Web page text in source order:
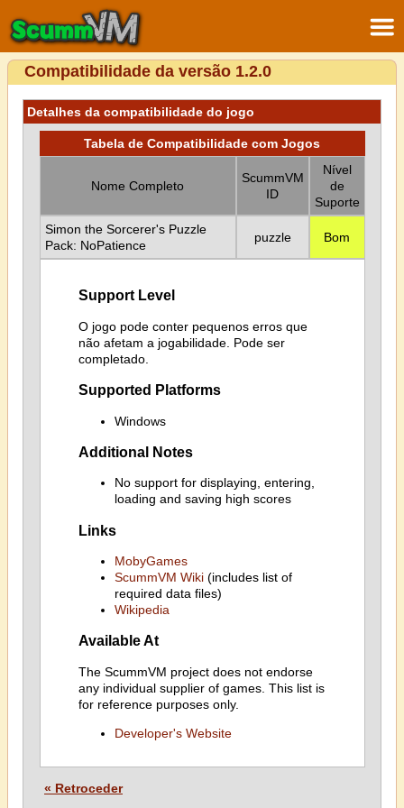
Compatibilidade da versão 1.2.0
Detalhes da compatibilidade do jogo
Tabela de Compatibilidade com Jogos
Nome Completo
ScummVM
ID
Nível
de
Suporte
Simon the Sorcerer's Puzzle
Pack: NoPatience
puzzle Bom
Support Level
O jogo pode conter pequenos erros que
não afetam a jogabilidade. Pode ser
completado.
Supported Platforms
Windows
Additional Notes
No support for displaying, entering,
loading and saving high scores
Links
MobyGames
ScummVM Wiki(includes list of
required data files)
Wikipedia
Available At
The ScummVM project does not endorse
any individual supplier of games. This list is
for reference purposes only.
Developer's Website
« Retroceder